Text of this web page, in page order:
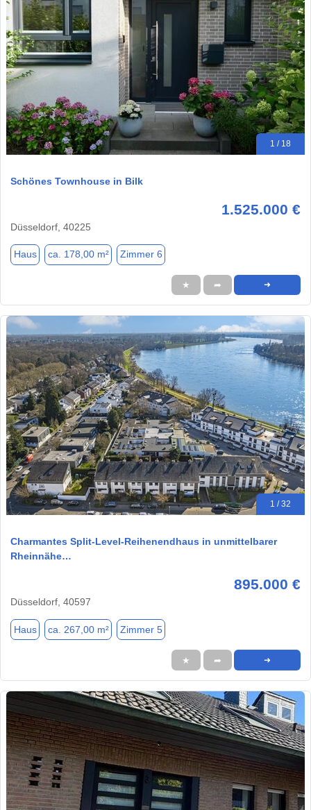
1 / 18
Schönes Townhouse in Bilk
1.525.000 €
Düsseldorf, 40225
Haus ca. 178,00 m² Zimmer 6
★ ➦ ➜
1 / 32
Charmantes Split-Level-Reihenendhaus in unmittelbarer
Rheinnähe…
895.000 €
Düsseldorf, 40597
Haus ca. 267,00 m² Zimmer 5
★ ➦ ➜